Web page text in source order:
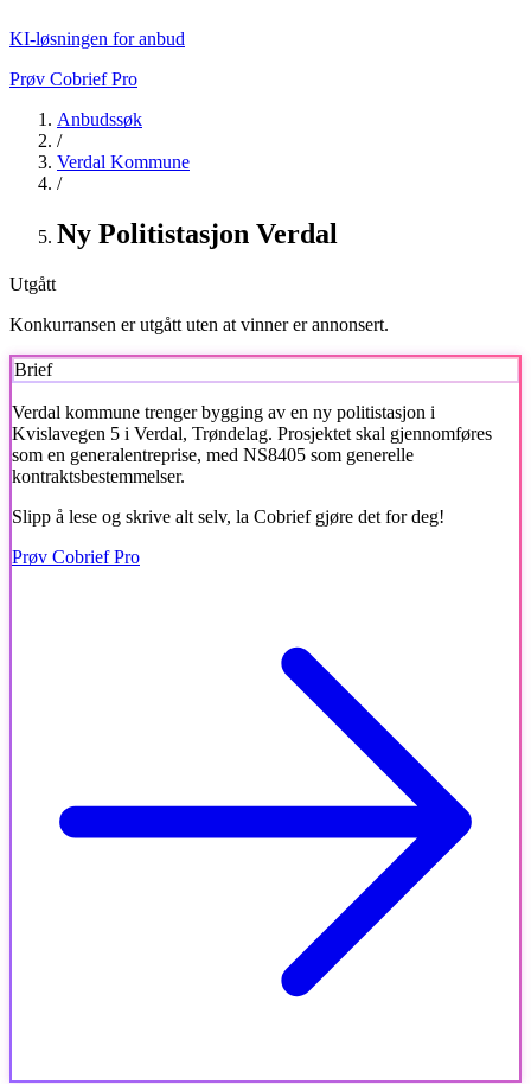
KI-løsningen for anbud
Prøv Cobrief Pro
Anbudssøk
/
Verdal Kommune
/
Ny Politistasjon Verdal
Utgått
Konkurransen er utgått uten at vinner er annonsert.
Brief
Verdal kommune trenger bygging av en ny politistasjon i
Kvislavegen 5 i Verdal, Trøndelag. Prosjektet skal gjennomføres
som en generalentreprise, med NS8405 som generelle
kontraktsbestemmelser.
Slipp å lese og skrive alt selv, la Cobrief gjøre det for deg!
Prøv Cobrief Pro